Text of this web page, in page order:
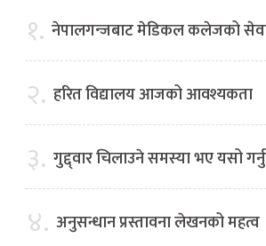
१. नेपालगन्जबाट मेडिकल कलेजको
२. हरित विद्यालय आजको आवश्यकता
३. गुद्द्वार चिलाउने समस्या भए यसो
४. अनुसन्धान प्रस्तावना लेखनको महत्व